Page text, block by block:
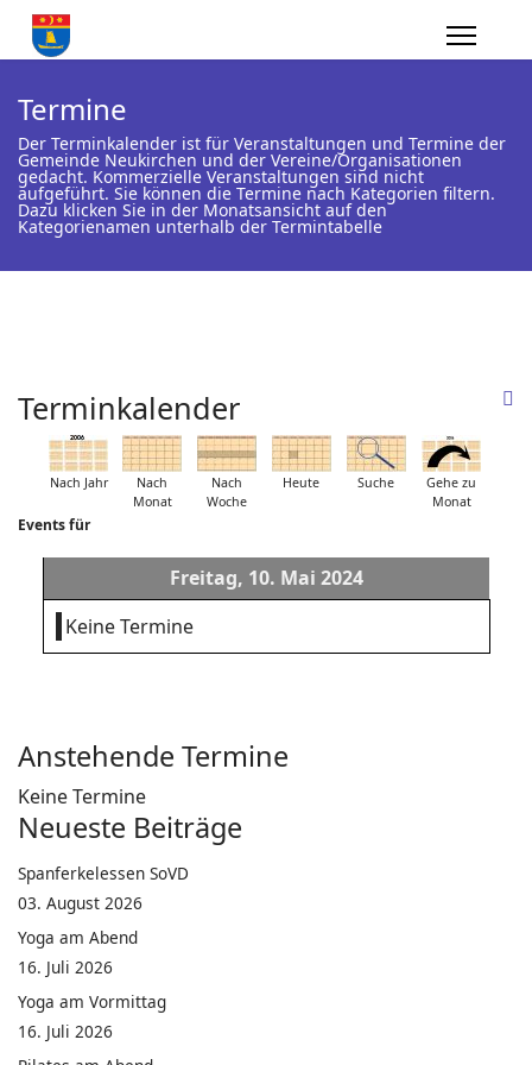
Termine
Der Terminkalender ist für Veranstaltungen und Termine der
Gemeinde Neukirchen und der Vereine/Organisationen
gedacht. Kommerzielle Veranstaltungen sind nicht
aufgeführt. Sie können die Termine nach Kategorien filtern.
Dazu klicken Sie in der Monatsansicht auf den
Kategorienamen unterhalb der Termintabelle
Terminkalender
Nach Jahr
Nach
Monat
Nach
Woche
Heute Suche
Gehe zu
Monat
Events für
Freitag, 10. Mai 2024
Keine Termine
Anstehende Termine
Keine Termine
Neueste Beiträge
Spanferkelessen SoVD
03. August 2026
Yoga am Abend
16. Juli 2026
Yoga am Vormittag
16. Juli 2026